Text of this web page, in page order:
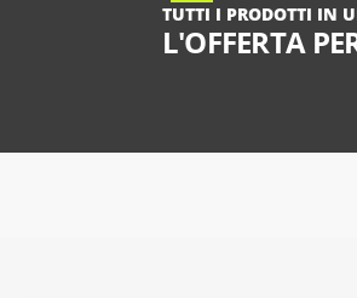
TUTTI I PRODOTTI IN
L'OFFERTA